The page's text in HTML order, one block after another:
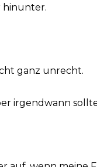
hinunter.
ganz unrecht.
irgendwann